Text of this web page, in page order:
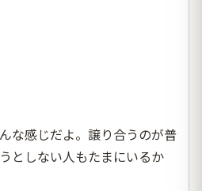
な感じだよ。譲り合うのが普
としない人もたまにいるか